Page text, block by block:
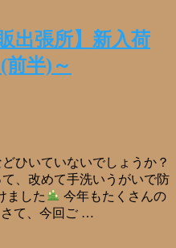
出張所】新入荷
半)～
ひいていないでしょうか？
、改めて手洗いうがいで防
ました
今年もたくさんの
て、今回ご …